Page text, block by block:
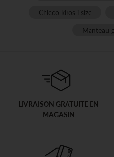
Chicco kiros i size
Manteau
LIVRAISON GRATUITE EN
MAGASIN